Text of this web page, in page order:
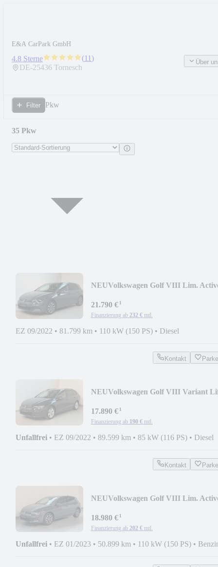
E&A CarPark GmbH
4.8 Sterne (11)
DE-25436 Tornesch
Über
Filter Pkw
35 Pkw
NEUVolkswagen Golf VIII Lim.
KAMERA
21.790 €¹
Finanzierung ab 232 € mtl.
EZ 09/2022 • 81.799 km • 110 kW (150 PS) • Diesel
Kontakt
NEUVolkswagen Golf VIII Variant
17.890 €¹
Finanzierung ab 190 € mtl.
Unfallfrei • EZ 09/2022 • 89.599 km • 85 kW (116 PS) • Diesel
Kontakt
NEUVolkswagen Golf VIII Lim.
18.980 €¹
Finanzierung ab 202 € mtl.
Unfallfrei • EZ 01/2023 • 50.899 km • 110 kW (150 PS) •